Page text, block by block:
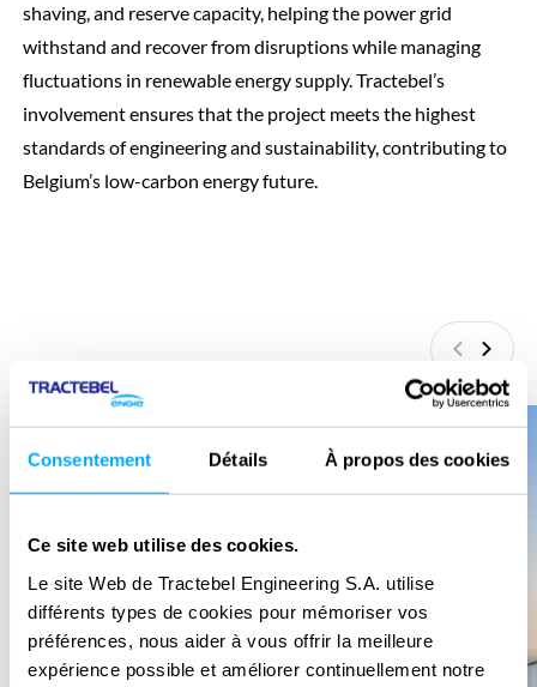
Consentement Détails À propos des cookies
Ce site web utilise des cookies.
Le site Web de Tractebel Engineering S.A. utilise
différents types de cookies pour mémoriser vos
préférences, nous aider à vous offrir la meilleure
expérience possible et améliorer continuellement notre
shaving, and reserve capacity, helping the power grid
withstand and recover from disruptions while managing
fluctuations in renewable energy supply. Tractebel’s
involvement ensures that the project meets the highest
standards of engineering and sustainability, contributing to
Belgium’s low-carbon energy future.